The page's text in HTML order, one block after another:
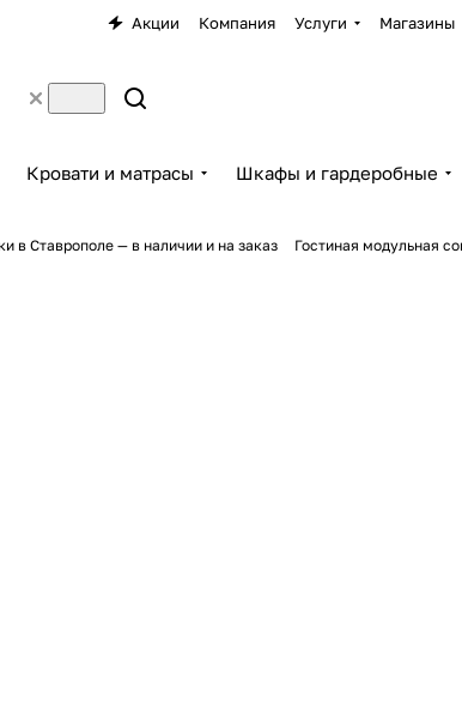
Акции Компания Услуги Магазины
Кровати и матрасы Шкафы и гардеробные
в Ставрополе — в наличии и на заказ Гостиная модульная